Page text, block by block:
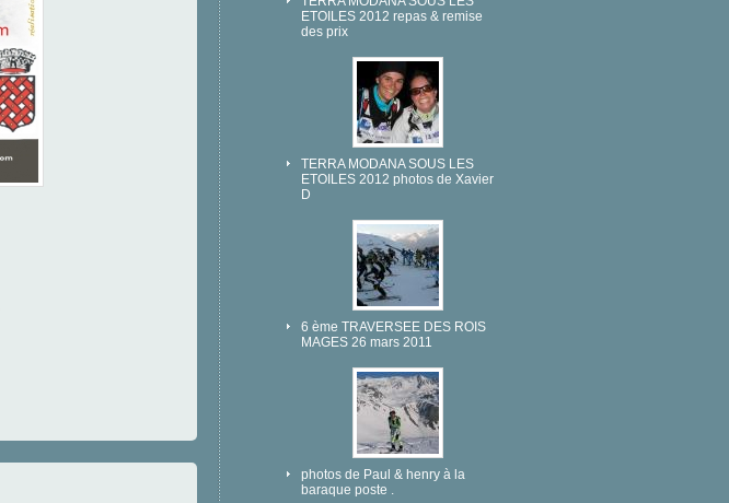
ETOILES 2012 repas & remise
des prix
TERRA MODANA SOUS LES
ETOILES 2012 photos de Xavier
D
6 ème TRAVERSEE DES ROIS
MAGES 26 mars 2011
photos de Paul & henry à la
baraque poste .